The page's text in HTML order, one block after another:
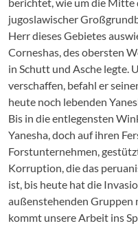
jugoslawischer
Herr dieses Gebietes
Corneshas, des obersten
in Schutt und Asche legte.
verschaffen, befahl er
heute noch lebenden
Bis in die entlegensten
Yanesha, doch auf ihren
Forstunternehmen,
Korruption, die das
ist, bis heute hat die
außenstehenden Gruppen
kommt unsere Arbeit ins